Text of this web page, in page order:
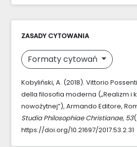
ZASADY CYTOWANIA
Formaty cytowań
Kobyliński, A. (2018). Vittorio
della filosofia moderna („Realizm i
nowożytnej”), Armando Editore,
Studia Philosophiae Christianae, 53
https://doi.org/10.21697/2017.53.2.31